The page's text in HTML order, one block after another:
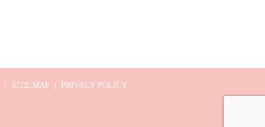
SITE MAP PRIVACY POLICY